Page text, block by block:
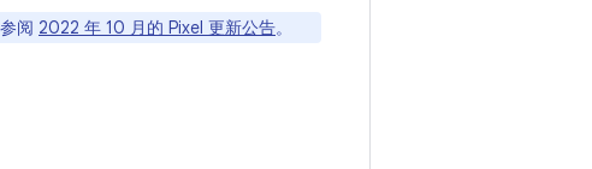
阅 2022 年 10 月的 Pixel 更新公告。